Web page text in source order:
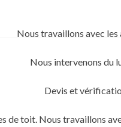
Nous travaillons avec
Nous intervenons du
Devis et
de toit. Nous travaillons